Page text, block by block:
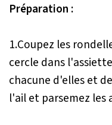
Préparation :
1.Coupez les
cercle dans
chacune d'elles et
l'ail et parsemez les